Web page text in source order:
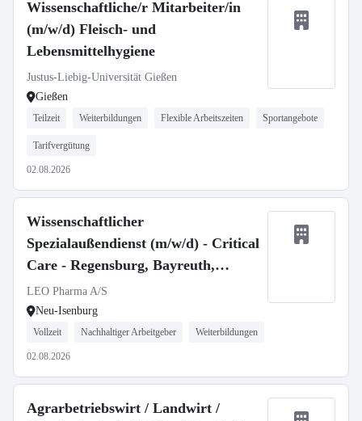
Wissenschaftliche/r Mitarbeiter/in
(m/w/d) Fleisch- und
Lebensmittelhygiene
Justus-Liebig-Universität Gießen
Gießen
Teilzeit Weiterbildungen Flexible Arbeitszeiten Sportangebote
Tarifvergütung
02.08.2026
Wissenschaftlicher
Spezialaußendienst (m/w/d) - Critical
Care - Regensburg, Bayreuth,
Kulmbach
LEO Pharma A/S
Neu-Isenburg
Vollzeit Nachhaltiger Arbeitgeber Weiterbildungen
02.08.2026
Agrarbetriebswirt / Landwirt /